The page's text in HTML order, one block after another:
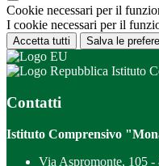
Cookie necessari per il
I cookie necessari per il
Accetta tutti Salva le
Istituto
Contatti
Istituto Comprensivo
Via Aspromonte, 105